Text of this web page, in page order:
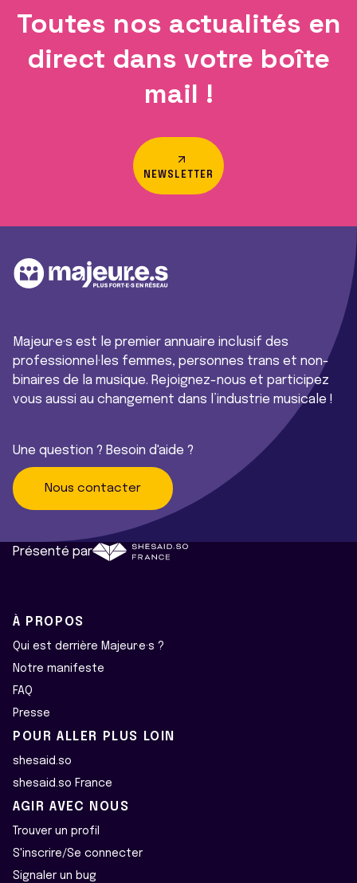
Toutes nos actualités en
direct dans votre boîte
mail !
NEWSLETTER
Majeur·e·s est le premier annuaire inclusif des
professionnel·les femmes, personnes trans et non-
binaires de la musique. Rejoignez-nous et participez
vous aussi au changement dans l’industrie musicale !
Une question ? Besoin d'aide ?
Nous contacter
Présenté par
À PROPOS
Qui est derrière Majeur·e·s ?
Notre manifeste
FAQ
Presse
POUR ALLER PLUS LOIN
shesaid.so
shesaid.so France
AGIR AVEC NOUS
Trouver un profil
S'inscrire/Se connecter
Signaler un bug